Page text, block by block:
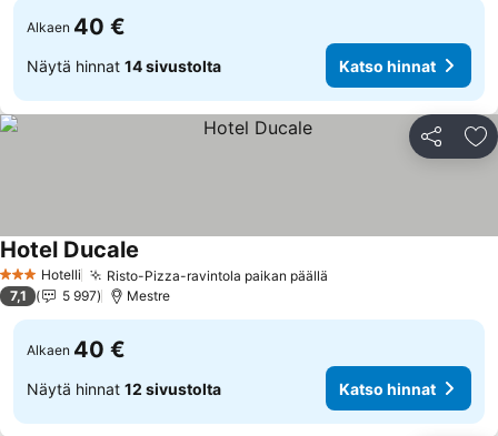
Alkaen 40 €
Näytä hinnat 14 sivustolta Katso hinnat
Jaa
3 Tähtiluokitus
Hotelli Risto-Pizza-ravintola paikan päällä
Hotel Ducale
7,1 5 997 Mestre
Alkaen 40 €
Näytä hinnat 12 sivustolta Katso hinnat